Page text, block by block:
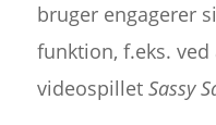
bruger engagerer
funktion, f.eks.
videospillet Sassy